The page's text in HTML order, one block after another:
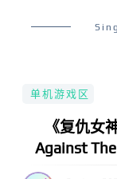
单机游戏区
《复仇女
Against